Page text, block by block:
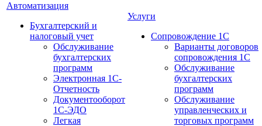
Автоматизация
Бухгалтерский и
налоговый учет
Обслуживание
бухгалтерских
программ
Электронная 1С-
Отчетность
Документооборот
1С-ЭДО
Легкая
Услуги
Сопровождение 1С
Варианты договоров
сопровождения 1С
Обслуживание
бухгалтерских
программ
Обслуживание
управленческих и
торговых программ